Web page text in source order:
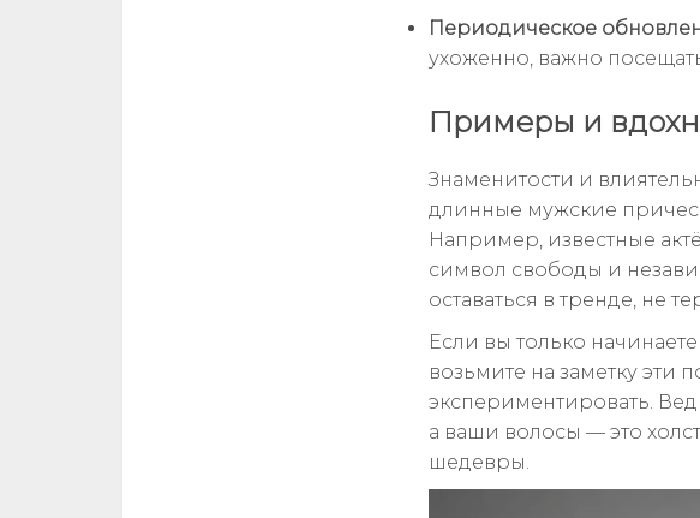
Периодическое
ухоженно, важно
Примеры и
Знаменитости и
длинные мужские
Например, известные
символ свободы и
оставаться в тренде, не
Если вы только
возьмите на заметку
экспериментировать.
а ваши волосы — это
шедевры.